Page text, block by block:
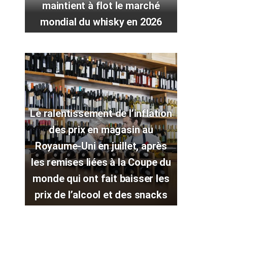
maintient à flot le marché
mondial du whisky en 2026
Le ralentissement de l’inflation
des prix en magasin au
Royaume-Uni en juillet, après
les remises liées à la Coupe du
monde qui ont fait baisser les
prix de l’alcool et des snacks